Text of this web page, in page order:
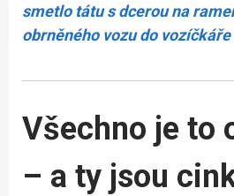
smetlo tátu s dcerou na
obrněného vozu do vozíčkáře
Všechno je to
– a ty jsou